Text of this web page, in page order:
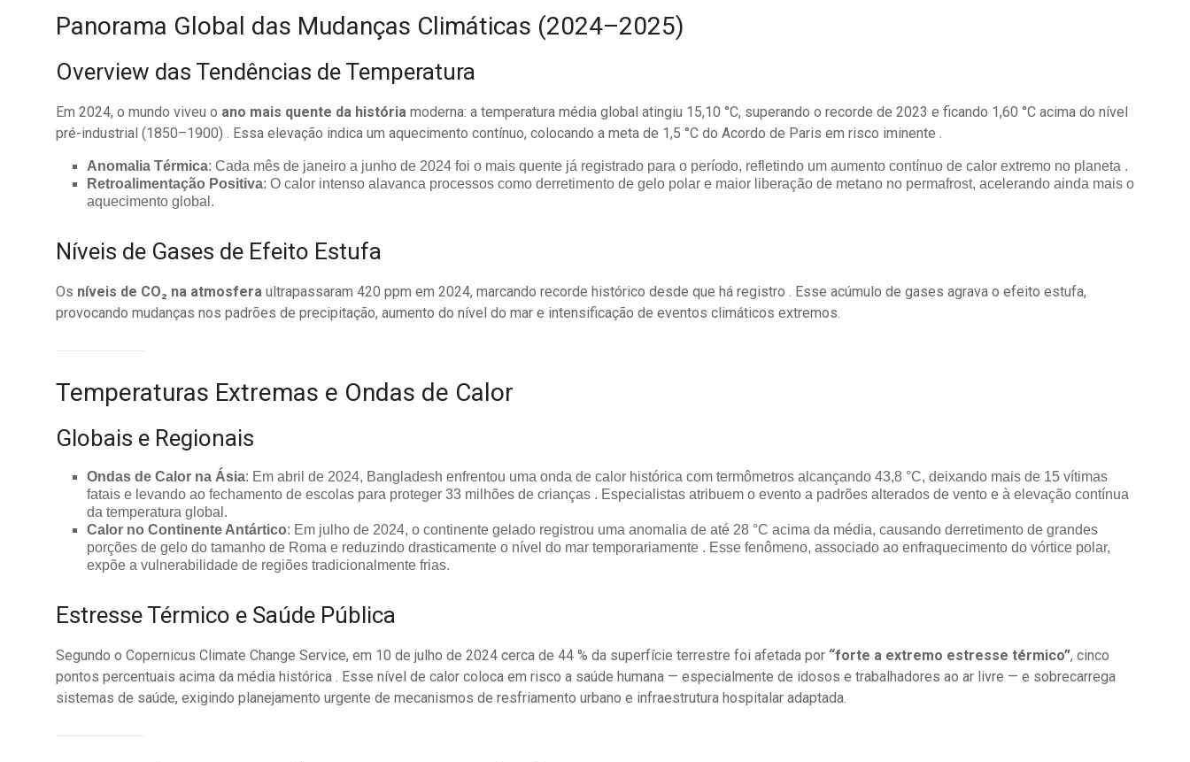
Panorama Global das Mudanças Climáticas (2024–2025)
Overview das Tendências de Temperatura
Em 2024, o mundo viveu o ano mais quente da história moderna: a temperatura média global atingiu 15,10 °C, superando o recorde de 2023 e ficando 1,60 °C acima do nível
pré-industrial (1850–1900) . Essa elevação indica um aquecimento contínuo, colocando a meta de 1,5 °C do Acordo de Paris em risco iminente .
Anomalia Térmica: Cada mês de janeiro a junho de 2024 foi o mais quente já registrado para o período, refletindo um aumento contínuo de calor extremo no planeta .
Retroalimentação Positiva: O calor intenso alavanca processos como derretimento de gelo polar e maior liberação de metano no permafrost, acelerando ainda mais o
aquecimento global.
Níveis de Gases de Efeito Estufa
Os níveis de CO₂ na atmosfera ultrapassaram 420 ppm em 2024, marcando recorde histórico desde que há registro . Esse acúmulo de gases agrava o efeito estufa,
provocando mudanças nos padrões de precipitação, aumento do nível do mar e intensificação de eventos climáticos extremos.
Temperaturas Extremas e Ondas de Calor
Globais e Regionais
Ondas de Calor na Ásia: Em abril de 2024, Bangladesh enfrentou uma onda de calor histórica com termômetros alcançando 43,8 °C, deixando mais de 15 vítimas
fatais e levando ao fechamento de escolas para proteger 33 milhões de crianças . Especialistas atribuem o evento a padrões alterados de vento e à elevação contínua
da temperatura global.
Calor no Continente Antártico: Em julho de 2024, o continente gelado registrou uma anomalia de até 28 °C acima da média, causando derretimento de grandes
porções de gelo do tamanho de Roma e reduzindo drasticamente o nível do mar temporariamente . Esse fenômeno, associado ao enfraquecimento do vórtice polar,
expõe a vulnerabilidade de regiões tradicionalmente frias.
Estresse Térmico e Saúde Pública
Segundo o Copernicus Climate Change Service, em 10 de julho de 2024 cerca de 44 % da superfície terrestre foi afetada por “forte a extremo estresse térmico”, cinco
pontos percentuais acima da média histórica . Esse nível de calor coloca em risco a saúde humana — especialmente de idosos e trabalhadores ao ar livre — e sobrecarrega
sistemas de saúde, exigindo planejamento urgente de mecanismos de resfriamento urbano e infraestrutura hospitalar adaptada.